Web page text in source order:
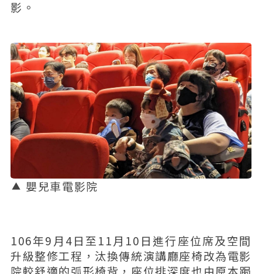
影。
嬰兒車電影院
106年9月4日至11月10日進行座位席及空間
升級整修工程，汰換傳統演講廳座椅改為電影
院較舒適的弧形椅背，座位排深度也由原本跼